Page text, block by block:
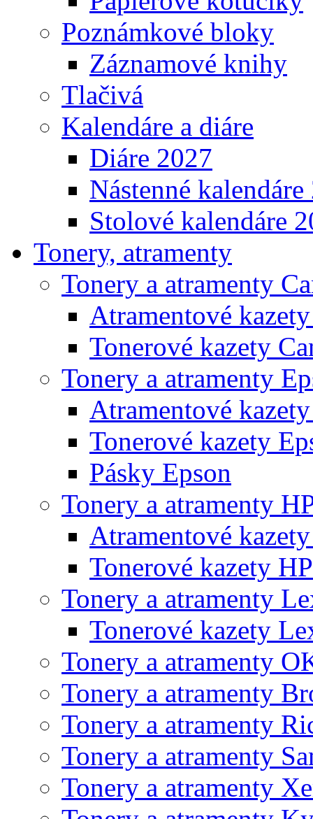
Poznámkové bloky
Záznamové knihy
Tlačivá
Kalendáre a diáre
Diáre 2027
Nástenné
Stolové kalendáre
Tonery, atramenty
Tonery a atramenty
Atramentové
Tonerové kazety
Tonery a atramenty
Atramentové
Tonerové kazety
Pásky Epson
Tonery a atramenty
Atramentové
Tonerové kazety HP
Tonery a atramenty
Tonerové kazety
Tonery a atramenty
Tonery a atramenty
Tonery a atramenty
Tonery a atramenty
Tonery a atramenty